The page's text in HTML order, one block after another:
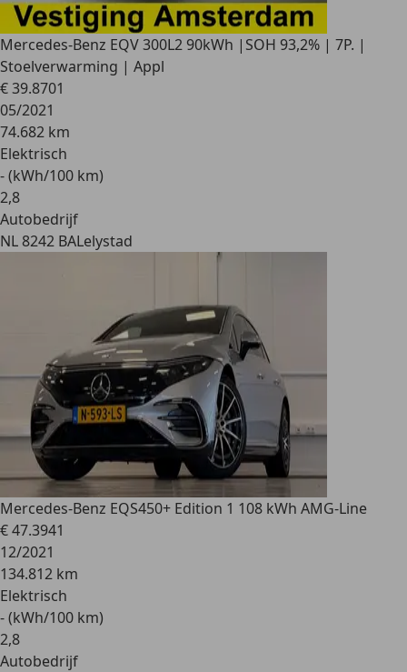
Mercedes-Benz EQV 300L2 90kWh |SOH 93,2% | 7P. |
Stoelverwarming | Appl
€ 39.8701
05/2021
74.682 km
Elektrisch
- (kWh/100 km)
2,8
Autobedrijf
NL 8242 BALelystad
Mercedes-Benz EQS450+ Edition 1 108 kWh AMG-Line
€ 47.3941
12/2021
134.812 km
Elektrisch
- (kWh/100 km)
2,8
Autobedrijf